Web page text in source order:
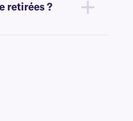
Découvrez nos
retirées ?